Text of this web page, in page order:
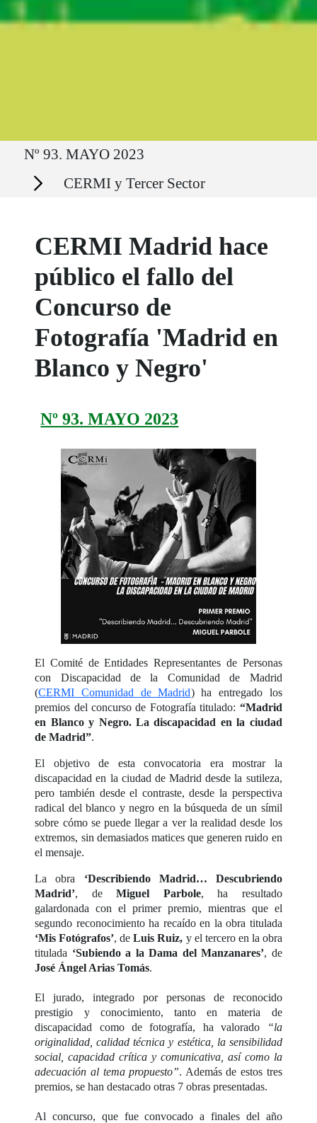
Ruta del sitio
Nº 93. MAYO 2023
Secciones CERMI y Tercer Sector
CERMI Madrid hace
público el fallo del
Concurso de
Fotografía 'Madrid en
Blanco y Negro'
Nº 93. MAYO 2023
El Comité de Entidades Representantes de Personas
con Discapacidad de la Comunidad de Madrid
(CERMI Comunidad de Madrid) ha entregado los
premios del concurso de Fotografía titulado: “Madrid
en Blanco y Negro. La discapacidad en la ciudad
de Madrid”.
El objetivo de esta convocatoria era mostrar la
discapacidad en la ciudad de Madrid desde la sutileza,
pero también desde el contraste, desde la perspectiva
radical del blanco y negro en la búsqueda de un símil
sobre cómo se puede llegar a ver la realidad desde los
extremos, sin demasiados matices que generen ruido en
el mensaje.
La obra ‘Describiendo Madrid… Descubriendo
Madrid’, deMiguel Parbole, ha resultado
galardonada con el primer premio, mientras que el
segundo reconocimiento ha recaído en la obra titulada
‘Mis Fotógrafos’, deLuis Ruiz, y el tercero en la obra
titulada ‘Subiendo a la Dama del Manzanares’, de
José Ángel Arias Tomás.
El jurado, integrado por personas de reconocido
prestigio y conocimiento, tanto en materia de
discapacidad como de fotografía, ha valorado
“la
originalidad, calidad técnica y estética, la sensibilidad
social, capacidad crítica y comunicativa, así como la
adecuación al tema propuesto”. Además de estos tres
premios, se han destacado otras 7 obras presentadas.
Al concurso, que fue convocado a finales del año